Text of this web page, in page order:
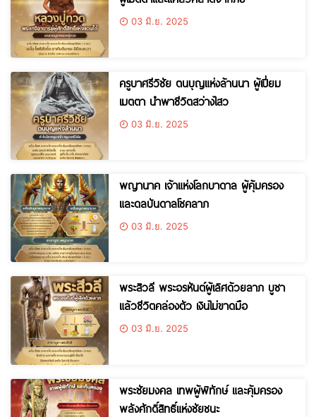
03 มิ.ย. 2025
ครูบาศรีวิชัย ตนบุญแห่งล้านนา ผู้เปี่ยม
เมตตา นำพาชีวิตสว่างไสว
03 มิ.ย. 2025
พญานาค เจ้าแห่งโลกบาดาล ผู้คุ้มครอง
และดลบันดาลโชคลาภ
03 มิ.ย. 2025
พระสิวลี พระอรหันต์ผู้เลิศด้วยลาภ บูชา
แล้วชีวิตคล่องตัว เงินไม่ขาดมือ
03 มิ.ย. 2025
พระชัยมงคล เทพผู้พิทักษ์ และคุ้มครอง
พลังศักดิ์สิทธิ์แห่งชัยชนะ